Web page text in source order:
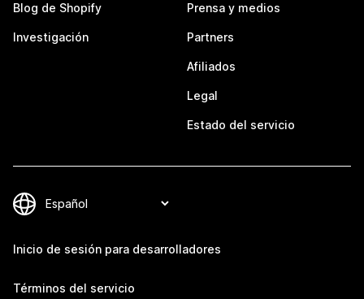
Blog de Shopify
Investigación
Prensa y medios
Partners
Afiliados
Legal
Estado del servicio
Inicio de sesión para desarrolladores
Términos del servicio